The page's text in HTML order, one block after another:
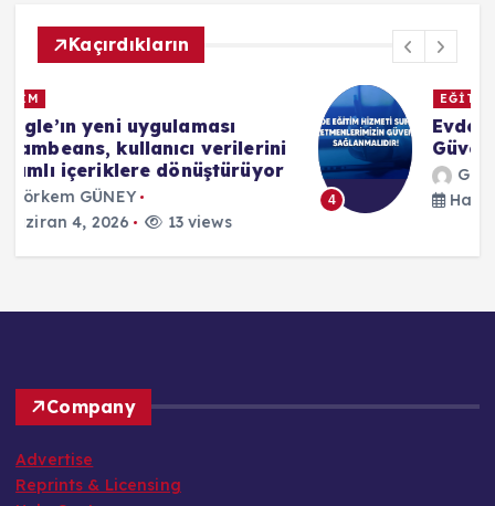
Kaçırdıkların
4
Evde Eğitim Uygulamalarında
Güvenlik Açığı İddiaları
Görkem GÜNEY
18 views
Company
Reprints & Licensing
Help Center